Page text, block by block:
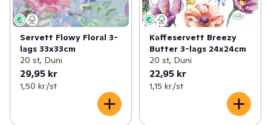
Servett Flowy Floral 3-
lags 33x33cm
20 st, Duni
29,95 kr
1,50 kr /st
Kaffeservett Breezy
Butter 3-lags 24x24cm
20 st, Duni
22,95 kr
1,15 kr /st